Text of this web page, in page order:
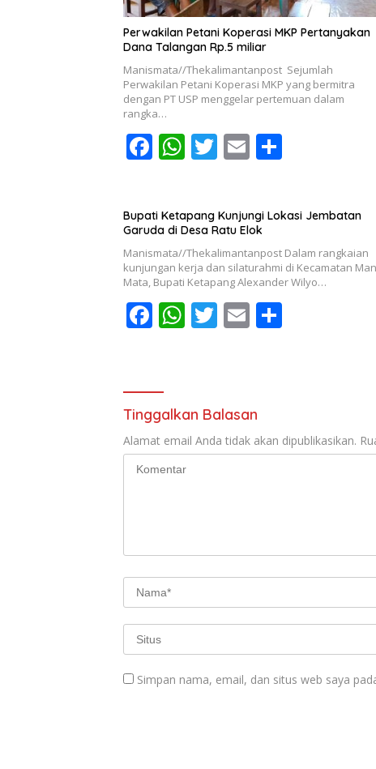
Perwakilan Petani Koperasi MKP Pertanyakan
Dana Talangan Rp.5 miliar
Manismata//Thekalimantanpost Sejumlah
Perwakilan Petani Koperasi MKP yang bermitra
dengan PT USP menggelar pertemuan dalam
rangka…
F
b
o
o
k
W
s
A
p
p
T
er
E
l e
Bupati Ketapang Kunjungi Lokasi Jembatan
Garuda di Desa Ratu Elok
Manismata//Thekalimantanpost Dalam rangkaian
kunjungan kerja dan silaturahmi di Kecamatan
Mata, Bupati Ketapang Alexander Wilyo…
F
b
o
o
k
W
A
p
p
T E
Tinggalkan Balasan
Alamat email Anda tidak akan dipublikasikan.
Simpan nama, email, dan situs web saya